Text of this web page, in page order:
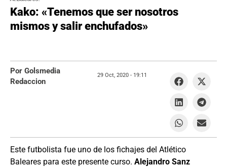
Kako: «Tenemos que ser nosotros
mismos y salir enchufados»
Este futbolista fue uno de los fichajes del Atlético
Baleares para este presente curso. Alejandro Sanz
Por Golsmedia
Redaccion
29 Oct, 2020 - 19:11